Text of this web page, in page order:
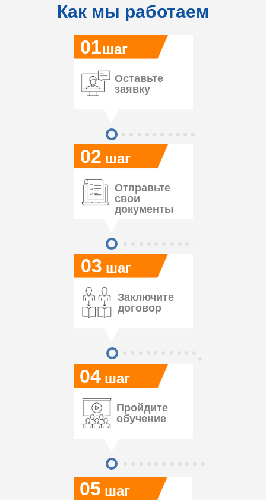
Как мы работаем
05
04
03
02
01
Оставьте
заявку
шаг
шаг
шаг
шаг
шаг
Отправьте
свои
документы
Заключите
договор
Пройдите
обучение